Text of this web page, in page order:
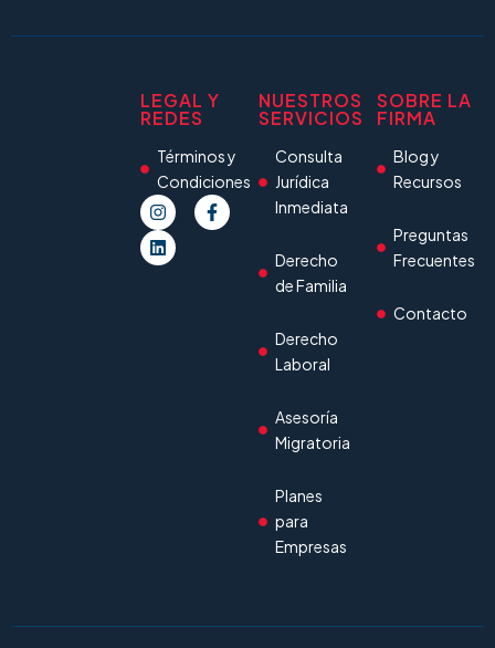
LEGAL Y
REDES
Términos y
Condiciones
NUESTROS
SERVICIOS
Consulta
Jurídica
Inmediata
Derecho
de Familia
Derecho
Laboral
Asesoría
Migratoria
Planes
para
Empresas
SOBRE LA
FIRMA
Blog y
Recursos
Preguntas
Frecuentes
Contacto